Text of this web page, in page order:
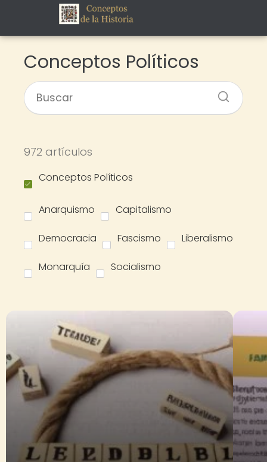
Conceptos Políticos
972 artículos
Conceptos Políticos
Anarquismo Capitalismo
Democracia Fascismo Liberalismo
Monarquía Socialismo